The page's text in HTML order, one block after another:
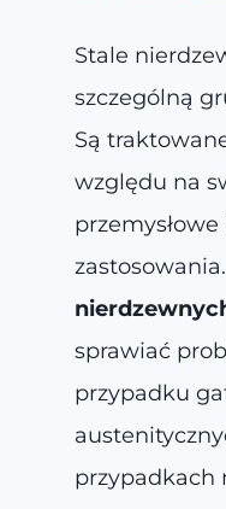
Stale
szczególną
Są
względu na
zastosowania.
sprawiać
przypadku
przypadkach